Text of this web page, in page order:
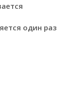
один раз